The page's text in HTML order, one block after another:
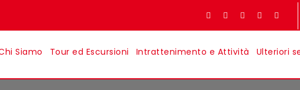
Siamo Tour ed Escursioni Intrattenimento e Attività Ulteriori